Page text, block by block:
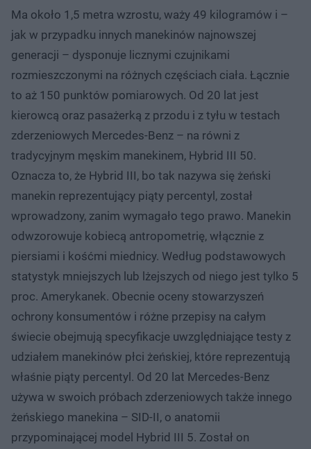
Ma około 1,5 metra wzrostu, waży 49 kilogramów i –
jak w przypadku innych manekinów najnowszej
generacji – dysponuje licznymi czujnikami
rozmieszczonymi na różnych częściach ciała. Łącznie
to aż 150 punktów pomiarowych. Od 20 lat jest
kierowcą oraz pasażerką z przodu i z tyłu w testach
zderzeniowych Mercedes-Benz – na równi z
tradycyjnym męskim manekinem, Hybrid III 50.
Oznacza to, że Hybrid III, bo tak nazywa się żeński
manekin reprezentujący piąty percentyl, został
wprowadzony, zanim wymagało tego prawo. Manekin
odwzorowuje kobiecą antropometrię, włącznie z
piersiami i kośćmi miednicy. Według podstawowych
statystyk mniejszych lub lżejszych od niego jest tylko 5
proc. Amerykanek. Obecnie oceny stowarzyszeń
ochrony konsumentów i różne przepisy na całym
świecie obejmują specyfikacje uwzględniające testy z
udziałem manekinów płci żeńskiej, które reprezentują
właśnie piąty percentyl. Od 20 lat Mercedes-Benz
używa w swoich próbach zderzeniowych także innego
żeńskiego manekina – SID-II, o anatomii
przypominającej model Hybrid III 5. Został on